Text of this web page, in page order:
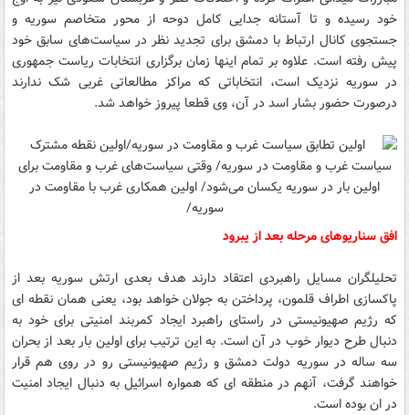
خود رسیده و تا آستانه جدایی کامل دوحه از محور متخاصم سوریه و
جستجوی کانال ارتباط با دمشق برای تجدید نظر در سیاست‌های سابق خود
پیش رفته است. علاوه بر تمام اینها زمان برگزاری انتخابات ریاست جمهوری
در سوریه نزدیک است، انتخاباتی که مراکز مطالعاتی غربی شک ندارند
درصورت حضور بشار اسد در آن، وی قطعا پیروز خواهد شد.
افق سناریوهای مرحله بعد از یبرود
تحلیلگران مسایل راهبردی اعتقاد دارند هدف بعدی ارتش سوریه بعد از
پاکسازی اطراف قلمون، پرداختن به جولان خواهد بود، یعنی همان نقطه ای
که رژیم صهیونیستی در راستای راهبرد ایجاد کمربند امنیتی برای خود به
دنبال طرح دیوار خوب در آن است. به این ترتیب برای اولین بار بعد از بحران
سه ساله در سوریه دولت دمشق و رژیم صهیونیستی رو در روی هم قرار
خواهند گرفت، آنهم در منطقه ای که همواره اسرائیل به دنبال ایجاد امنیت
در ان بوده است.